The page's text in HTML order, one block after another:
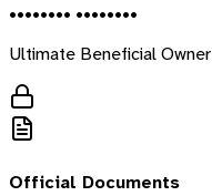
•••••••• ••••••••
Ultimate Beneficial Owner
Official Documents